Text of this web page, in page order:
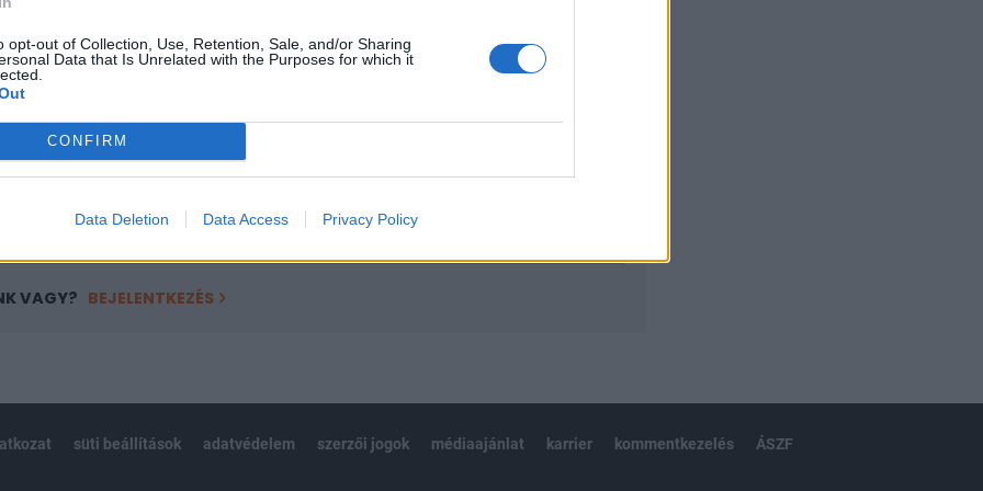
opt-out of Collection, Use, Retention, Sale, and/or Sharing
Data that Is Unrelated with the Purposes for which it
CONFIRM
Data Deletion Data Access Privacy Policy
portfolio.hu hírarchívumához tartozik, melynek olvasása előfizetéses
tartalmazza:
cikkarchívum
elmúlt 2 év napon belüli
Előfizetés
VAGY? BEJELENTKEZÉS
süti beállítások adatvédelem szerzői jogok médiaajánlat karrier kommentkezelés ÁSZF